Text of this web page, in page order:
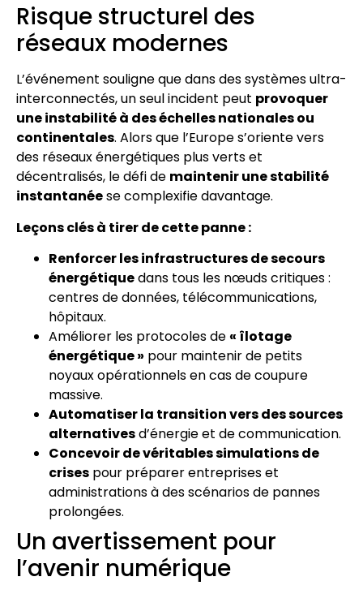
Risque structurel des
réseaux modernes
L’événement souligne que dans des systèmes ultra-
interconnectés, un seul incident peut provoquer
une instabilité à des échelles nationales ou
continentales. Alors que l’Europe s’oriente vers
des réseaux énergétiques plus verts et
décentralisés, le défi de maintenir une stabilité
instantanéese complexifie davantage.
Leçons clés à tirer de cette panne :
Renforcer les infrastructures de secours
énergétiquedans tous les nœuds critiques :
centres de données, télécommunications,
hôpitaux.
Améliorer les protocoles de « îlotage
énergétique » pour maintenir de petits
noyaux opérationnels en cas de coupure
massive.
Automatiser la transition vers des sources
alternativesd’énergie et de communication.
Concevoir de véritables simulations de
crises pour préparer entreprises et
administrations à des scénarios de pannes
prolongées.
Un avertissement pour
l’avenir numérique